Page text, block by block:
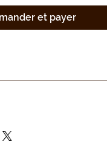
et payer